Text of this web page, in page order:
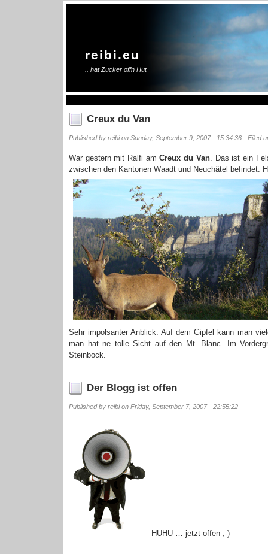
reibi.eu
.. hat Zucker offn Hut
Creux du Van
Published by reibi on Sunday, September 9, 2007 - 15:34:36 - Filed
War gestern mit Ralfi amCreux du Van. Das ist ein
zwischen den Kantonen Waadt und Neuchâtel befindet.
Sehr impolsanter Anblick. Auf dem Gipfel kann man
man hat ne tolle Sicht auf den Mt. Blanc. Im
Steinbock.
Der Blogg ist offen
Published by reibi on Friday, September 7, 2007 - 22:55:22
HUHU … jetzt offen ;-)